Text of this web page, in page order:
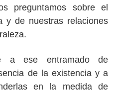
preguntamos sobre el
de nuestras relaciones
a ese entramado de
de la existencia y a
en la medida de